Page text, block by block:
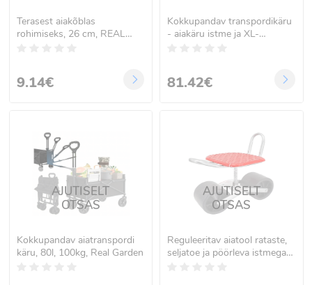
Terasest aiakõblas
rohimiseks, 26 cm, REAL
9.14€
Kokkupandav transpordikäru
- aiakäru istme ja XL-
81.42€
AJUTISELT
OTSAS
Kokkupandav aiatranspordi
käru, 80l, 100kg, Real Garden
AJUTISELT
OTSAS
Reguleeritav aiatool rataste,
seljatoe ja pöörleva istmega,